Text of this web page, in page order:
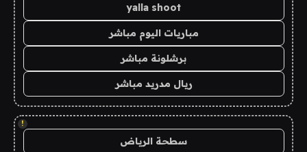
yalla shoot
مباريات اليوم مباشر
برشلونة مباشر
ريال مدريد مباشر
!
سطحة الرياض